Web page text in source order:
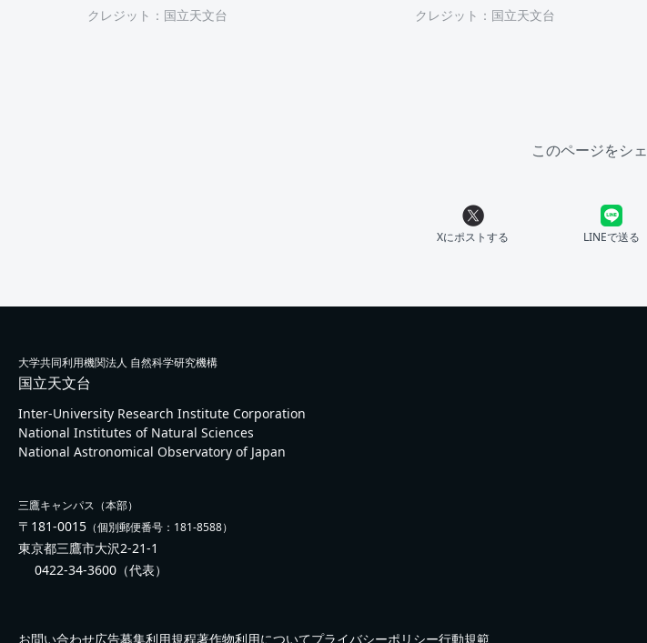
クレジット：国立天文台 クレジット：国立天文台
このページをシ
Xにポストする LINEで送る
大学共同利用機関法人 自然科学研究機構
国立天文台
Inter-University Research Institute Corporation
National Institutes of Natural Sciences
National Astronomical Observatory of Japan
三鷹キャンパス（本部）
〒181-0015 （個別郵便番号：181-8588）
東京都三鷹市大沢2-21-1
0422-34-3600 （代表）
お問い合わせ広告募集利用規程著作物利用についてプライバシーポリシー行動規範